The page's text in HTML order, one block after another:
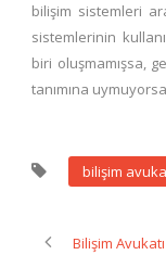
bilişim sistemleri
sistemlerinin
biri oluşmamışsa,
tanımına
bilişim
Bilişim Avukatı